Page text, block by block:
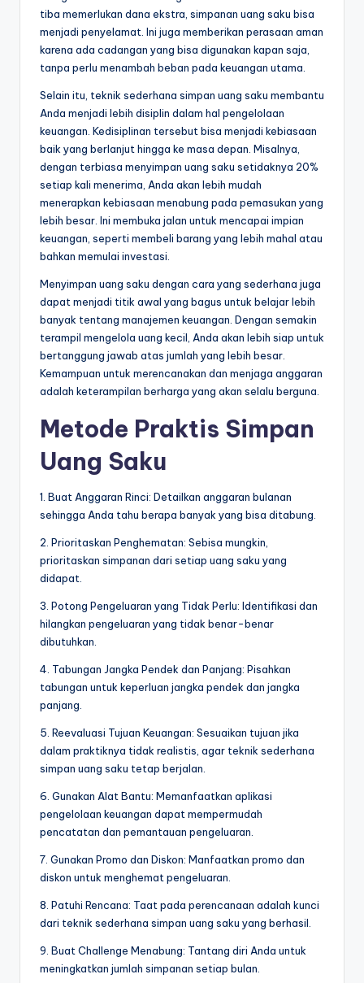
tiba memerlukan dana ekstra, simpanan uang saku bisa
menjadi penyelamat. Ini juga memberikan perasaan aman
karena ada cadangan yang bisa digunakan kapan saja,
tanpa perlu menambah beban pada keuangan utama.
Selain itu, teknik sederhana simpan uang saku membantu
Anda menjadi lebih disiplin dalam hal pengelolaan
keuangan. Kedisiplinan tersebut bisa menjadi kebiasaan
baik yang berlanjut hingga ke masa depan. Misalnya,
dengan terbiasa menyimpan uang saku setidaknya 20%
setiap kali menerima, Anda akan lebih mudah
menerapkan kebiasaan menabung pada pemasukan yang
lebih besar. Ini membuka jalan untuk mencapai impian
keuangan, seperti membeli barang yang lebih mahal atau
bahkan memulai investasi.
Menyimpan uang saku dengan cara yang sederhana juga
dapat menjadi titik awal yang bagus untuk belajar lebih
banyak tentang manajemen keuangan. Dengan semakin
terampil mengelola uang kecil, Anda akan lebih siap untuk
bertanggung jawab atas jumlah yang lebih besar.
Kemampuan untuk merencanakan dan menjaga anggaran
adalah keterampilan berharga yang akan selalu berguna.
Metode Praktis Simpan
Uang Saku
1. Buat Anggaran Rinci: Detailkan anggaran bulanan
sehingga Anda tahu berapa banyak yang bisa ditabung.
2. Prioritaskan Penghematan: Sebisa mungkin,
prioritaskan simpanan dari setiap uang saku yang
didapat.
3. Potong Pengeluaran yang Tidak Perlu: Identifikasi dan
hilangkan pengeluaran yang tidak benar-benar
dibutuhkan.
4. Tabungan Jangka Pendek dan Panjang: Pisahkan
tabungan untuk keperluan jangka pendek dan jangka
panjang.
5. Reevaluasi Tujuan Keuangan: Sesuaikan tujuan jika
dalam praktiknya tidak realistis, agar teknik sederhana
simpan uang saku tetap berjalan.
6. Gunakan Alat Bantu: Memanfaatkan aplikasi
pengelolaan keuangan dapat mempermudah
pencatatan dan pemantauan pengeluaran.
7. Gunakan Promo dan Diskon: Manfaatkan promo dan
diskon untuk menghemat pengeluaran.
8. Patuhi Rencana: Taat pada perencanaan adalah kunci
dari teknik sederhana simpan uang saku yang berhasil.
9. Buat Challenge Menabung: Tantang diri Anda untuk
meningkatkan jumlah simpanan setiap bulan.